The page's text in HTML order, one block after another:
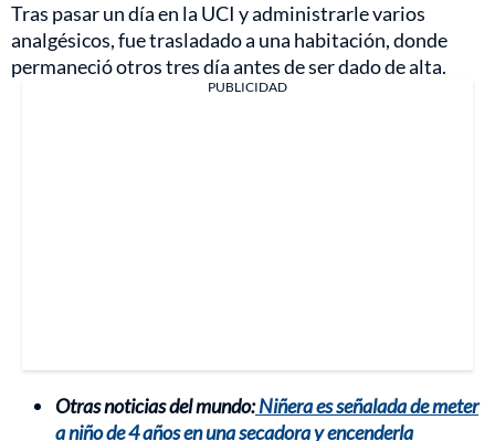
Tras pasar un día en la UCI y administrarle varios
analgésicos, fue trasladado a una habitación, donde
permaneció otros tres día antes de ser dado de alta.
PUBLICIDAD
Otras noticias del mundo:Niñera es señalada de meter
a niño de 4 años en una secadora y encenderla